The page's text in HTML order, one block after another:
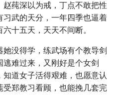
莼深以为戒，丁点不敢把性
武的天分，一年四季也逼着
十五天，天天不间断。
没得学，练武场有个教导剑
难过来，又刚好是个女剑
道女子活得艰难，也愿意认
郑教习看顾，也能挽几套完